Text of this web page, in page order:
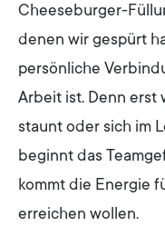
Cheeseburger-
denen wir gespürt
persönliche
Arbeit ist. Denn erst
staunt oder sich im
beginnt das
kommt die Energie
erreichen wollen.